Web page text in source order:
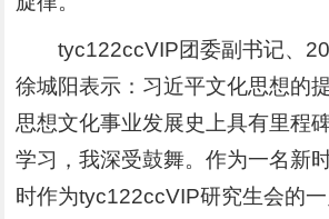
tyc122ccVIP团委副书记、
徐城阳表示：习近平文化思想的
思想文化事业发展史上具有里程
学习，我深受鼓舞。作为一名新
时作为tyc122ccVIP研究生会的